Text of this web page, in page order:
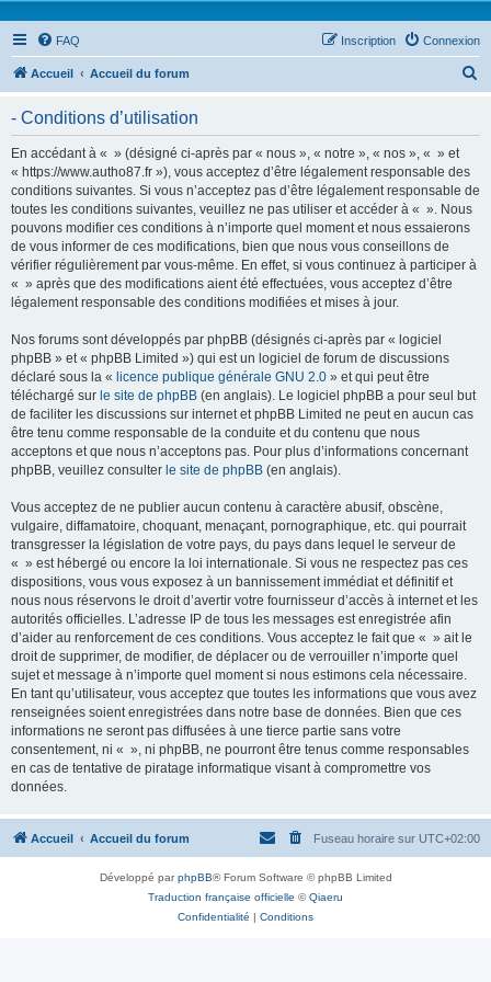
FAQ Connexion
Inscription
Accueil Accueil du forum
- Conditions d’utilisation
En accédant à « » (désigné ci-après par « nous », « notre », « nos », « » et
« https://www.autho87.fr »), vous acceptez d’être légalement responsable des
conditions suivantes. Si vous n’acceptez pas d’être légalement responsable de
toutes les conditions suivantes, veuillez ne pas utiliser et accéder à « ». Nous
pouvons modifier ces conditions à n’importe quel moment et nous essaierons
de vous informer de ces modifications, bien que nous vous conseillons de
vérifier régulièrement par vous-même. En effet, si vous continuez à participer à
« » après que des modifications aient été effectuées, vous acceptez d’être
légalement responsable des conditions modifiées et mises à jour.
Nos forums sont développés par phpBB (désignés ci-après par « logiciel
phpBB » et « phpBB Limited ») qui est un logiciel de forum de discussions
déclaré sous la « licence publique générale GNU 2.0 » et qui peut être
téléchargé sur le site de phpBB (en anglais). Le logiciel phpBB a pour seul but
de faciliter les discussions sur internet et phpBB Limited ne peut en aucun cas
être tenu comme responsable de la conduite et du contenu que nous
acceptons et que nous n’acceptons pas. Pour plus d’informations concernant
phpBB, veuillez consulter le site de phpBB (en anglais).
Vous acceptez de ne publier aucun contenu à caractère abusif, obscène,
vulgaire, diffamatoire, choquant, menaçant, pornographique, etc. qui pourrait
transgresser la législation de votre pays, du pays dans lequel le serveur de
« » est hébergé ou encore la loi internationale. Si vous ne respectez pas ces
dispositions, vous vous exposez à un bannissement immédiat et définitif et
nous nous réservons le droit d’avertir votre fournisseur d’accès à internet et les
autorités officielles. L’adresse IP de tous les messages est enregistrée afin
d’aider au renforcement de ces conditions. Vous acceptez le fait que « » ait le
droit de supprimer, de modifier, de déplacer ou de verrouiller n’importe quel
sujet et message à n’importe quel moment si nous estimons cela nécessaire.
En tant qu’utilisateur, vous acceptez que toutes les informations que vous avez
renseignées soient enregistrées dans notre base de données. Bien que ces
informations ne seront pas diffusées à une tierce partie sans votre
consentement, ni « », ni phpBB, ne pourront être tenus comme responsables
en cas de tentative de piratage informatique visant à compromettre vos
données.
Accueil Accueil du forum Fuseau horaire sur UTC+02:00
Développé parphpBB® Forum Software © phpBB Limited
Traduction française officielle ©Qiaeru
Confidentialité | Conditions